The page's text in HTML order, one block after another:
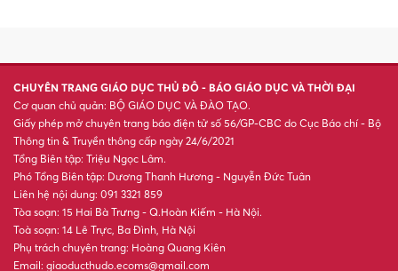
Họp báo, phát động Giải Báo
chí toàn quốc ‘Vì sự nghiệp
giáo dục Việt Nam’ năm 2026